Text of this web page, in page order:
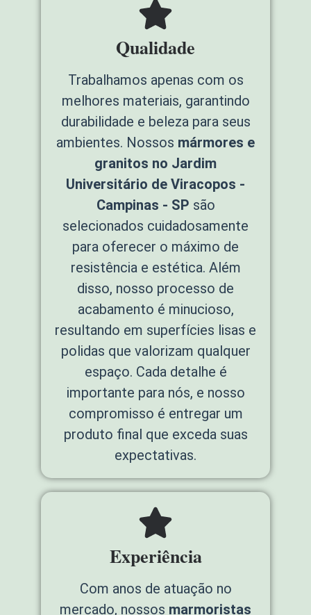
Qualidade
Trabalhamos apenas com os
melhores materiais, garantindo
durabilidade e beleza para seus
ambientes. Nossos mármores e
granitos no Jardim
Universitário de Viracopos -
Campinas - SP são
selecionados cuidadosamente
para oferecer o máximo de
resistência e estética. Além
disso, nosso processo de
acabamento é minucioso,
resultando em superfícies lisas e
polidas que valorizam qualquer
espaço. Cada detalhe é
importante para nós, e nosso
compromisso é entregar um
produto final que exceda suas
expectativas.
Experiência
Com anos de atuação no
mercado, nossos marmoristas